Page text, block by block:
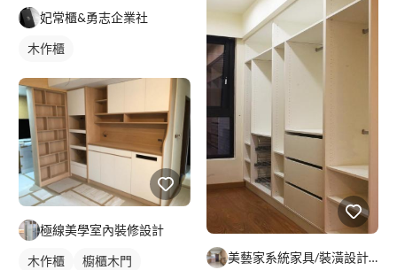
妃常櫃&勇志企業社
木作櫃
極線美學室內裝修設計
木作櫃 櫥櫃木門 美藝家系統家具/裝潢設計/統包服務